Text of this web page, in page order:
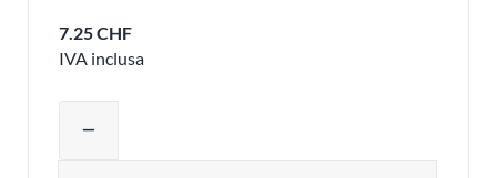
7.25 CHF
IVA inclusa
remove